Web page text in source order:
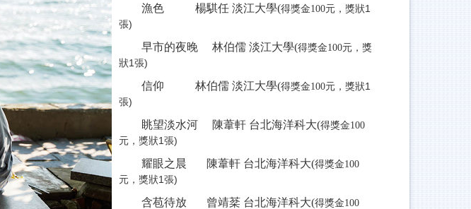
漁色 楊騏任 淡江大學(得獎金100元，獎狀1
張)
早市的夜晚 林伯儒 淡江大學(得獎金100元，獎
狀1張)
信仰 林伯儒 淡江大學(得獎金100元，獎狀1
張)
眺望淡水河 陳葦軒 台北海洋科大(得獎金100
元，獎狀1張)
耀眼之晨 陳葦軒 台北海洋科大(得獎金100
元，獎狀1張)
含苞待放 曾靖棻 台北海洋科大(得獎金100